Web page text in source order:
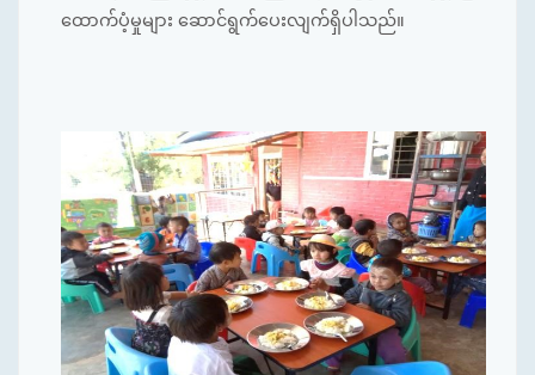
ထောက်ပံ့မှုများ ဆောင်ရွက်ပေးလျက်ရှိပါသည်။